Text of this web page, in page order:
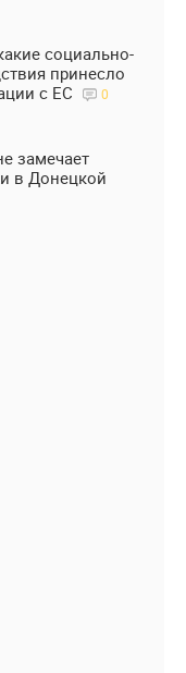
социально-
принесло
с ЕС
0
замечает
в Донецкой